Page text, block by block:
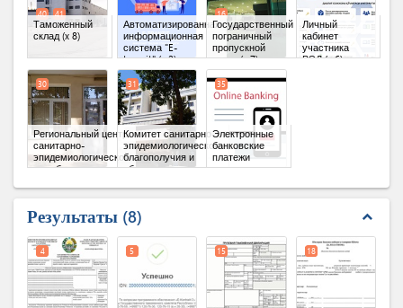
Таможенный
склад(x 8)
40
41
Автоматизированная
информационная
система "E-
tranzit"(x 2)
Государственный
пограничный
пропускной
пункт(x 7)
16
Личный
кабинет
участника
ВЭД(x 6)
Региональный центр
санитарно-
эпидемиологической
службы
30
Комитет санитарно-
эпидемиологического
благополучия и
общественного
Узбекистан
31
Электронные
банковские
платежи
35
Результаты 8 expand_less
4 5 15 18